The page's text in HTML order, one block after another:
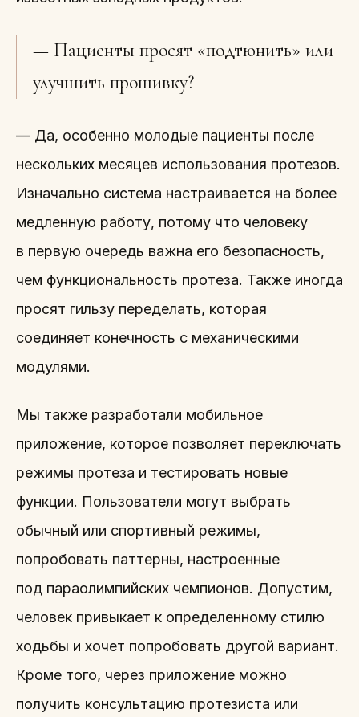
— Пациенты просят «подтюнить» или
улучшить прошивку?
— Да, особенно молодые пациенты после
нескольких месяцев использования протезов.
Изначально система настраивается на более
медленную работу, потому что человеку
в первую очередь важна его безопасность,
чем функциональность протеза. Также иногда
просят гильзу переделать, которая
соединяет конечность с механическими
модулями.
Мы также разработали мобильное
приложение, которое позволяет переключать
режимы протеза и тестировать новые
функции. Пользователи могут выбрать
обычный или спортивный режимы,
попробовать паттерны, настроенные
под параолимпийских чемпионов. Допустим,
человек привыкает к определенному стилю
ходьбы и хочет попробовать другой вариант.
Кроме того, через приложение можно
получить консультацию протезиста или